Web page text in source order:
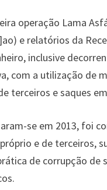
operação Lama
e relatórios da
inclusive
com a utilização de
terceiros e saques
se em 2013, foi
e de terceiros,
de corrupção de